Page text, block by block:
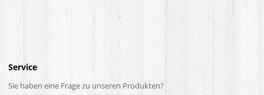
Service
Sie haben eine Frage zu unseren Produkten?